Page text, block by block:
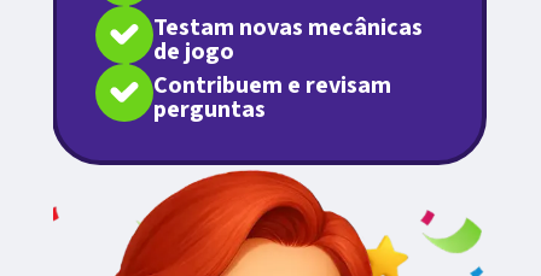
Testam novas mecânicas
de jogo
Contribuem e revisam
perguntas